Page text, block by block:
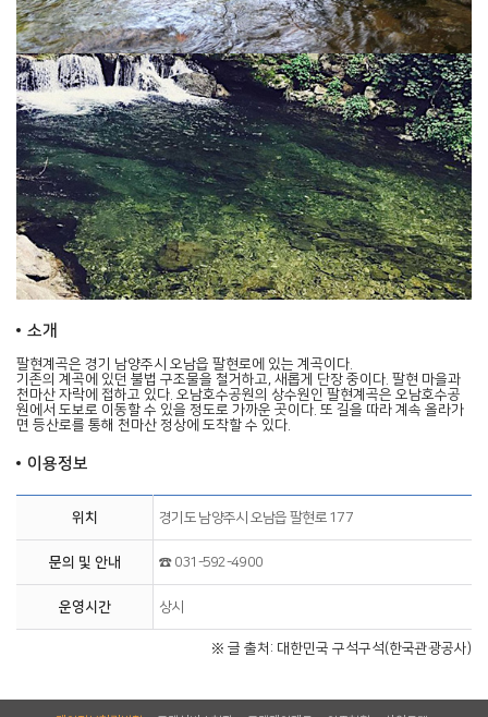
소개
팔현계곡은 경기 남양주시 오남읍 팔현로에 있는 계곡이다.
기존의 계곡에 있던 불법 구조물을 철거하고, 새롭게 단장 중이다. 팔현 마을과
천마산 자락에 접하고 있다. 오남호수공원의 상수원인 팔현계곡은 오남호수공
원에서 도보로 이동할 수 있을 정도로 가까운 곳이다. 또 길을 따라 계속 올라가
면 등산로를 통해 천마산 정상에 도착할 수 있다.
이용정보
위치 경기도 남양주시 오남읍 팔현로 177
문의 및 안내 ☎ 031-592-4900
운영시간 상시
※ 글 출처: 대한민국 구석구석(한국관광공사)